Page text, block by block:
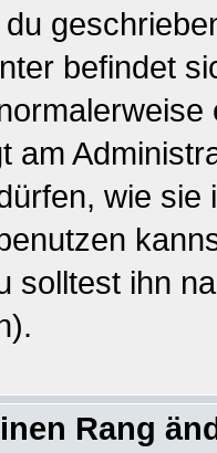
befindet
am
wie
solltest ihn
Rang